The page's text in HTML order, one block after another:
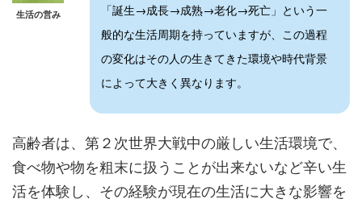
生活の営み
「誕生→成長→成熟→老化→死亡」という一
般的な生活周期を持っていますが、この過程
の変化はその人の生きてきた環境や時代背景
によって大きく異なります。
高齢者は、第２次世界大戦中の厳しい生活環境で、
食べ物や物を粗末に扱うことが出来ないなど辛い生
活を体験し、その経験が現在の生活に大きな影響を